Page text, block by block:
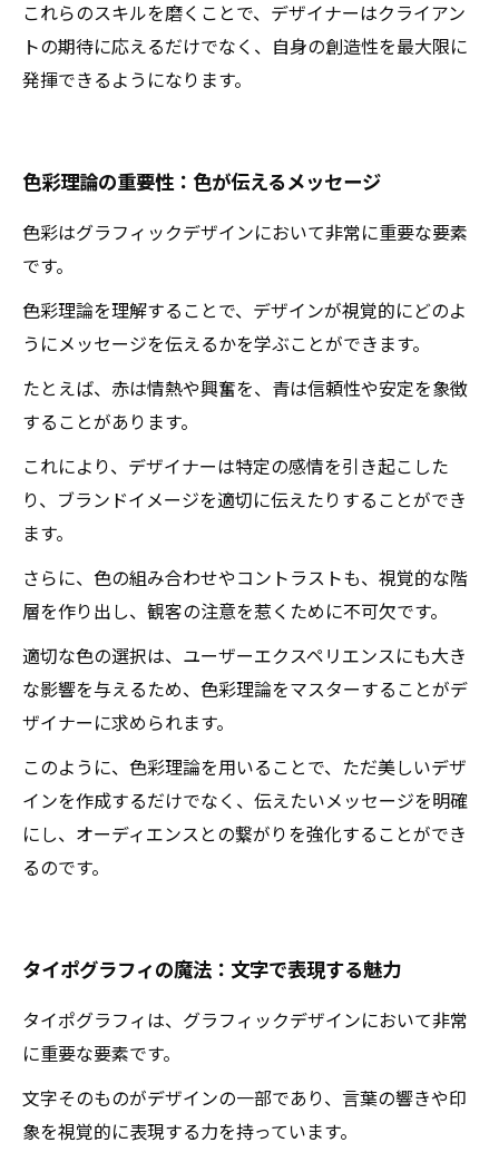
これらのスキルを磨くことで、デザイナーはクライアン
トの期待に応えるだけでなく、自身の創造性を最大限に
発揮できるようになります。
色彩理論の重要性：色が伝えるメッセージ
色彩はグラフィックデザインにおいて非常に重要な要素
です。
色彩理論を理解することで、デザインが視覚的にどのよ
うにメッセージを伝えるかを学ぶことができます。
たとえば、赤は情熱や興奮を、青は信頼性や安定を象徴
することがあります。
これにより、デザイナーは特定の感情を引き起こした
り、ブランドイメージを適切に伝えたりすることができ
ます。
さらに、色の組み合わせやコントラストも、視覚的な階
層を作り出し、観客の注意を惹くために不可欠です。
適切な色の選択は、ユーザーエクスペリエンスにも大き
な影響を与えるため、色彩理論をマスターすることがデ
ザイナーに求められます。
このように、色彩理論を用いることで、ただ美しいデザ
インを作成するだけでなく、伝えたいメッセージを明確
にし、オーディエンスとの繋がりを強化することができ
るのです。
タイポグラフィの魔法：文字で表現する魅力
タイポグラフィは、グラフィックデザインにおいて非常
に重要な要素です。
文字そのものがデザインの一部であり、言葉の響きや印
象を視覚的に表現する力を持っています。